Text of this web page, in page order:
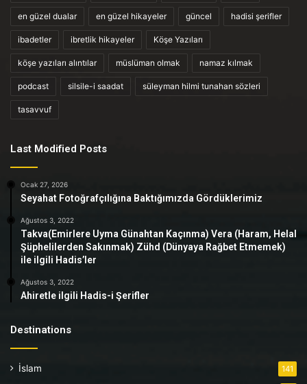
en güzel dualar en güzel hikayeler güncel hadisi şerifler
ibadetler ibretlik hikayeler Köşe Yazıları
köşe yazıları alıntılar müslüman olmak namaz kılmak
podcast silsile-i saadat süleyman hilmi tunahan sözleri
tasavvuf
Last Modified Posts
Ocak 27, 2026
Seyahat Fotoğrafçılığına Baktığımızda Gördüklerimiz
Ağustos 3, 2022
Takva(Emirlere Uyma Günahtan Kaçınma) Vera (Haram, Helal
Şüphelilerden Sakınmak) Zühd (Dünyaya Rağbet Etmemek)
ile ilgili Hadis’ler
Ağustos 3, 2022
Ahiretle ilgili Hadis-i Şerifler
Destinations
İslam 141